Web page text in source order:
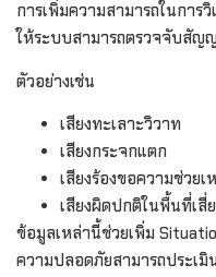
การเพิ่มความสามารถในการ
ให้ระบบสามารถตรวจจับสัญ
ตัวอย่างเช่น
เสียงทะเลาะวิวาท
เสียงกระจกแตก
เสียงร้องขอความช่วยเ
เสียงผิดปกติในพื้นที่เสี่
ข้อมูลเหล่านี้ช่วยเพิ่ม
ความปลอดภัยสามารถประเ